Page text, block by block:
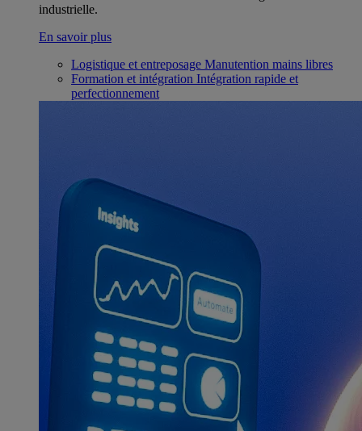
industrielle.
En savoir plus
Logistique et entreposage Manutention mains libres
Formation et intégration Intégration rapide et
perfectionnement